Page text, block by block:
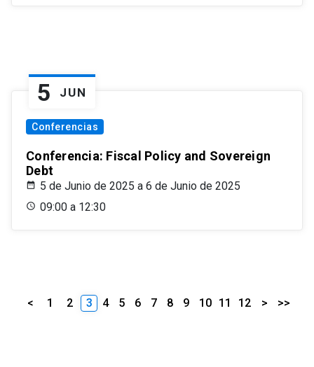
5 JUN
Conferencias
Conferencia: Fiscal Policy and Sovereign
Debt
5 de Junio de 2025 a 6 de Junio de 2025
09:00 a 12:30
< 1 2 3 4 5 6 7 8 9 10 11 12 > >>